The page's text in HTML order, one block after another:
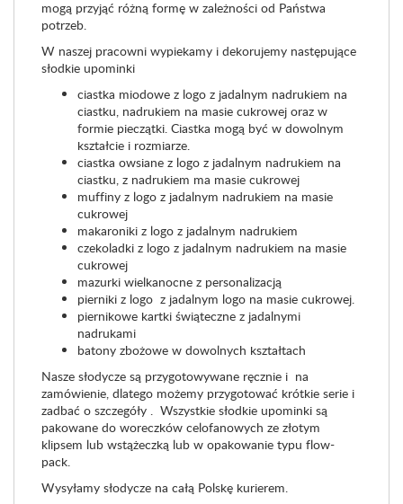
mogą przyjąć różną formę w zależności od Państwa
potrzeb.
W naszej pracowni wypiekamy i dekorujemy następujące
słodkie upominki
ciastka miodowe z logo z jadalnym nadrukiem na
ciastku, nadrukiem na masie cukrowej oraz w
formie pieczątki. Ciastka mogą być w dowolnym
kształcie i rozmiarze.
ciastka owsiane z logo z jadalnym nadrukiem na
ciastku, z nadrukiem ma masie cukrowej
muffiny z logo z jadalnym nadrukiem na masie
cukrowej
makaroniki z logo z jadalnym nadrukiem
czekoladki z logo z jadalnym nadrukiem na masie
cukrowej
mazurki wielkanocne z personalizacją
pierniki z logo z jadalnym logo na masie cukrowej.
piernikowe kartki świąteczne z jadalnymi
nadrukami
batony zbożowe w dowolnych kształtach
Nasze słodycze są przygotowywane ręcznie i na
zamówienie, dlatego możemy przygotować krótkie serie i
zadbać o szczegóły . Wszystkie słodkie upominki są
pakowane do woreczków celofanowych ze złotym
klipsem lub wstążeczką lub w opakowanie typu flow-
pack.
Wysyłamy słodycze na całą Polskę kurierem.